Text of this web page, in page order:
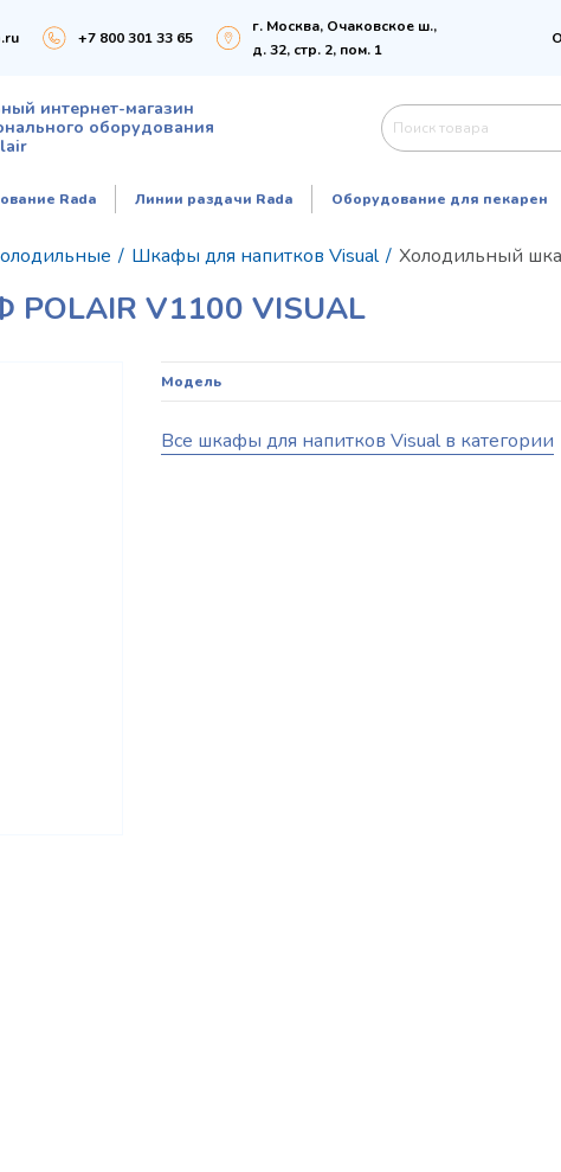
+7 800 301 33 65
г. Москва, Очаковское ш.,
д. 32, стр. 2, пом. 1
интернет-магазин
оборудования
Rada Линии раздачи Rada Оборудование для пекарен
/ Шкафы для напитков Visual / Холодильный
V1100 VISUAL
Модель
Все шкафы для напитков Visual в категории